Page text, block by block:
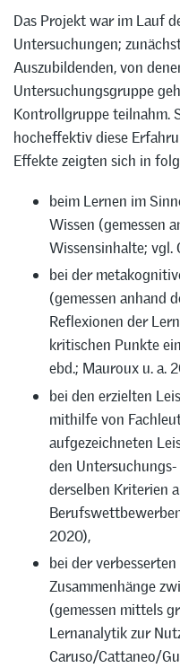
Das Projekt war im Lauf
Untersuchungen;
Auszubildenden, von
Untersuchungsgruppe
Kontrollgruppe teilnahm.
hocheffektiv diese
Effekte zeigten sich in
beim Lernen im
Wissen (gemessen
Wissensinhalte;
bei der
(gemessen anhand
Reflexionen der
kritischen Punkte
ebd.; Mauroux u. a.
bei den erzielten
mithilfe von
aufgezeichneten
den
derselben Kriterien
2020),
bei der
Zusammenhänge
(gemessen mittels
Lernanalytik zur
Caruso/Cattaneo/